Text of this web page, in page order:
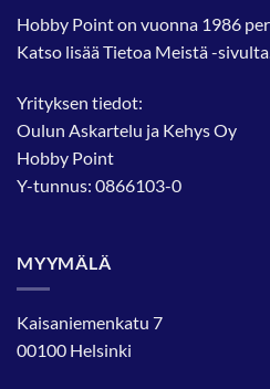
Hobby Point on vuonna 1986
Katso lisääTietoa Meistä-
Yrityksen tiedot:
Oulun Askartelu ja Kehys Oy
Hobby Point
Y-tunnus: 0866103-0
MYYMÄLÄ
Kaisaniemenkatu 7
00100 Helsinki